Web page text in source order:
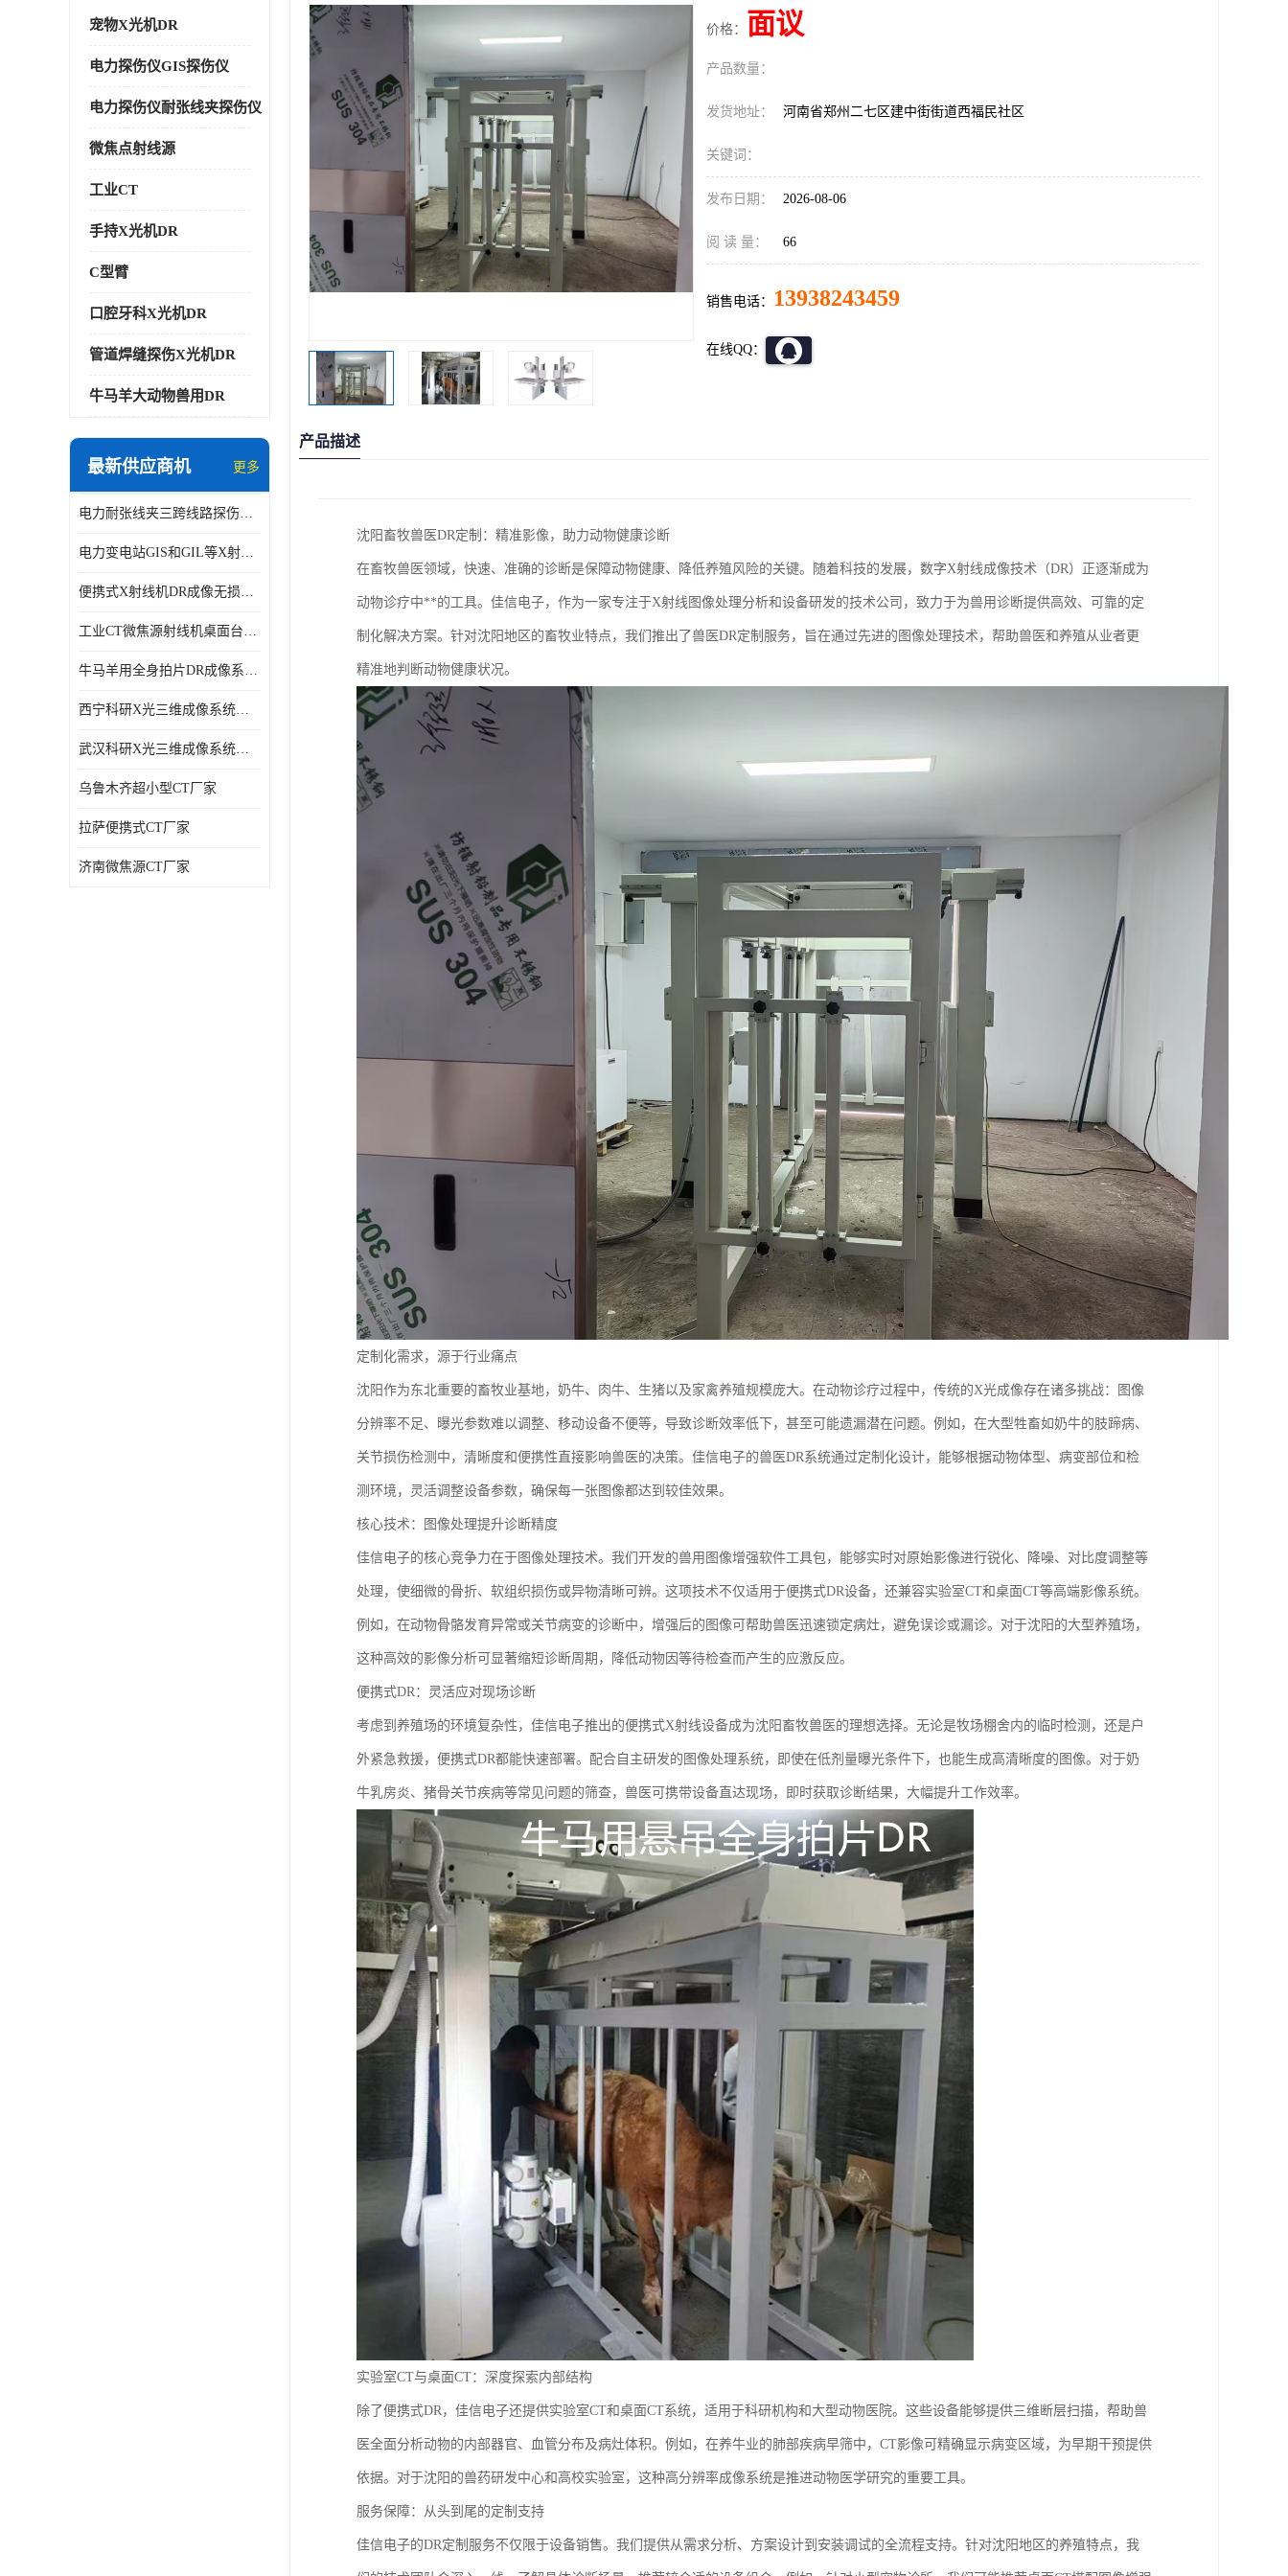
宠物X光机DR
电力探伤仪GIS探伤仪
电力探伤仪耐张线夹探伤仪
微焦点射线源
工业CT
手持X光机DR
C型臂
口腔牙科X光机DR
管道焊缝探伤X光机DR
牛马羊大动物兽用DR
最新供应商机 更多
电力耐张线夹三跨线路探伤仪X射线机DR成像检测系统
电力变电站GIS和GIL等X射线探伤检测系统
便携式X射线机DR成像无损探伤检测系统
工业CT微焦源射线机桌面台式CT实验动物三维X光成像系统微型CT
牛马羊用全身拍片DR成像系统动物园兽医站数字化X光机悬吊牛用DR
西宁科研X光三维成像系统定制
武汉科研X光三维成像系统定制
乌鲁木齐超小型CT厂家
拉萨便携式CT厂家
济南微焦源CT厂家
价格： 面议
产品数量：
发货地址： 河南省郑州二七区建中街街道西福民社区
关键词：
发布日期： 2026-08-06
阅 读 量： 66
销售电话： 13938243459
在线QQ：
产品描述
沈阳畜牧兽医DR定制：精准影像，助力动物健康诊断
在畜牧兽医领域，快速、准确的诊断是保障动物健康、降低养殖风险的关键。随着科技的发展，数字X射线成像技术（DR）正逐渐成为
动物诊疗中**的工具。佳信电子，作为一家专注于X射线图像处理分析和设备研发的技术公司，致力于为兽用诊断提供高效、可靠的定
制化解决方案。针对沈阳地区的畜牧业特点，我们推出了兽医DR定制服务，旨在通过先进的图像处理技术，帮助兽医和养殖从业者更
精准地判断动物健康状况。
定制化需求，源于行业痛点
沈阳作为东北重要的畜牧业基地，奶牛、肉牛、生猪以及家禽养殖规模庞大。在动物诊疗过程中，传统的X光成像存在诸多挑战：图像
分辨率不足、曝光参数难以调整、移动设备不便等，导致诊断效率低下，甚至可能遗漏潜在问题。例如，在大型牲畜如奶牛的肢蹄病、
关节损伤检测中，清晰度和便携性直接影响兽医的决策。佳信电子的兽医DR系统通过定制化设计，能够根据动物体型、病变部位和检
测环境，灵活调整设备参数，确保每一张图像都达到较佳效果。
核心技术：图像处理提升诊断精度
佳信电子的核心竞争力在于图像处理技术。我们开发的兽用图像增强软件工具包，能够实时对原始影像进行锐化、降噪、对比度调整等
处理，使细微的骨折、软组织损伤或异物清晰可辨。这项技术不仅适用于便携式DR设备，还兼容实验室CT和桌面CT等高端影像系统。
例如，在动物骨骼发育异常或关节病变的诊断中，增强后的图像可帮助兽医迅速锁定病灶，避免误诊或漏诊。对于沈阳的大型养殖场，
这种高效的影像分析可显著缩短诊断周期，降低动物因等待检查而产生的应激反应。
便携式DR：灵活应对现场诊断
考虑到养殖场的环境复杂性，佳信电子推出的便携式X射线设备成为沈阳畜牧兽医的理想选择。无论是牧场棚舍内的临时检测，还是户
外紧急救援，便携式DR都能快速部署。配合自主研发的图像处理系统，即使在低剂量曝光条件下，也能生成高清晰度的图像。对于奶
牛乳房炎、猪骨关节疾病等常见问题的筛查，兽医可携带设备直达现场，即时获取诊断结果，大幅提升工作效率。
实验室CT与桌面CT：深度探索内部结构
除了便携式DR，佳信电子还提供实验室CT和桌面CT系统，适用于科研机构和大型动物医院。这些设备能够提供三维断层扫描，帮助兽
医全面分析动物的内部器官、血管分布及病灶体积。例如，在养牛业的肺部疾病早筛中，CT影像可精确显示病变区域，为早期干预提供
依据。对于沈阳的兽药研发中心和高校实验室，这种高分辨率成像系统是推进动物医学研究的重要工具。
服务保障：从头到尾的定制支持
佳信电子的DR定制服务不仅限于设备销售。我们提供从需求分析、方案设计到安装调试的全流程支持。针对沈阳地区的养殖特点，我